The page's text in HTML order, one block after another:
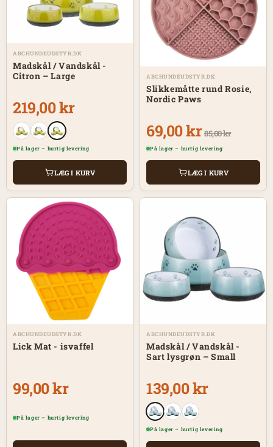
ABCHUNDEUDSTYR.DK
Madskål / Vandskål -
Citron – Large
219,00 kr
På lager – hurtig levering
LÆG I KURV
ABCHUNDEUDSTYR.DK
Slikkemåtte rund Rosie,
Nordic Paws
69,00 kr 85,00 kr
På lager – hurtig levering
LÆG I KURV
ABCHUNDEUDSTYR.DK
Lick Mat - isvaffel
99,00 kr
På lager – hurtig levering
ABCHUNDEUDSTYR.DK
Madskål / Vandskål -
Sart lysgrøn – Small
139,00 kr
På lager – hurtig levering